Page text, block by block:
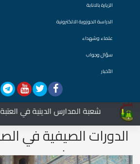
الزيارة بالانابة
الدراسة الحوزوية الالكترونية
علماء وشهداء
سؤال وجواب
الأخبار
شعبة المدارس الدينية في العتبة
الدورات الصيفية في
الشريف 1432هـ